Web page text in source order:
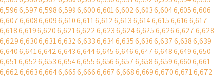
6,5966,5976,5986,5996,6006,6016,6026,6036,6046,6056,606
6,6076,6086,6096,6106,6116,6126,6136,6146,6156,6166,617
6,6186,6196,6206,6216,6226,6236,6246,6256,6266,6276,628
6,6296,6306,6316,6326,6336,6346,6356,6366,6376,6386,639
6,6406,6416,6426,6436,6446,6456,6466,6476,6486,6496,650
6,6516,6526,6536,6546,6556,6566,6576,6586,6596,6606,661
6,6626,6636,6646,6656,6666,6676,6686,6696,6706,6716,672